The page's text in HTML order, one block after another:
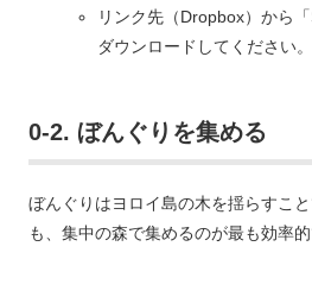
リンク先（Dropbox）から
ダウンロードしてください。
0-2. ぼんぐりを集める
ぼんぐりはヨロイ島の木を揺らすこ
も、集中の森で集めるのが最も効率的